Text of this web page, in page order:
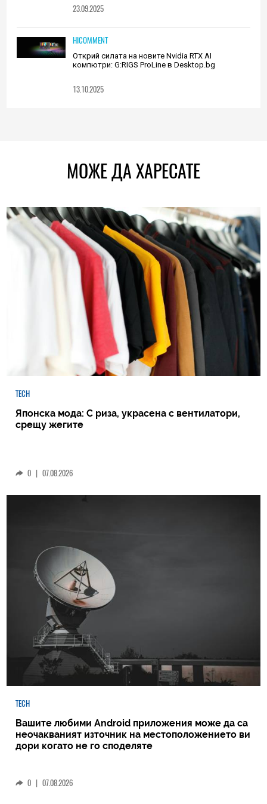
23.09.2025
HICOMMENT
Открий силата на новите Nvidia RTX AI
компютри: G:RIGS ProLine в Desktop.bg
13.10.2025
МОЖЕ ДА ХАРЕСАТЕ
TECH
Японска мода: С риза, украсена с вентилатори,
срещу жегите
0 | 07.08.2026
TECH
Вашите любими Android приложения може да са
неочакваният източник на местоположението ви
дори когато не го споделяте
0 | 07.08.2026